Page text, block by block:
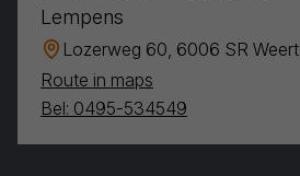
Lempens
Lozerweg 60, 6006 SR Weert
Route in maps
Bel: 0495-534549